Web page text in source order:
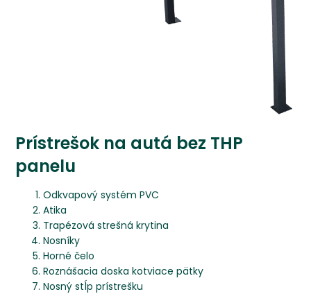
Prístrešok na autá bez THP
panelu
Odkvapový systém PVC
Atika
Trapézová strešná krytina
Nosníky
Horné čelo
Roznášacia doska kotviace pätky
Nosný stĺp prístrešku